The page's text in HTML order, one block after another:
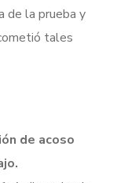
de la prueba y
tales
de acoso